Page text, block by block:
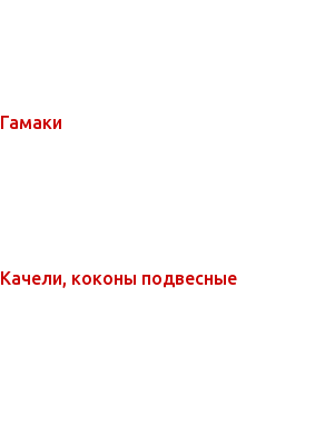
Гамаки
Качели, коконы подвесные